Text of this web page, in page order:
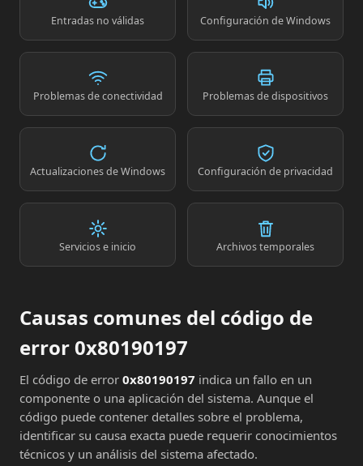
Entradas no válidas Configuración de Windows
Problemas de conectividad Problemas de dispositivos
Actualizaciones de Windows Configuración de privacidad
Servicios e inicio Archivos temporales
Causas comunes del código de
error 0x80190197
El código de error 0x80190197 indica un fallo en un
componente o una aplicación del sistema. Aunque el
código puede contener detalles sobre el problema,
identificar su causa exacta puede requerir conocimientos
técnicos y un análisis del sistema afectado.